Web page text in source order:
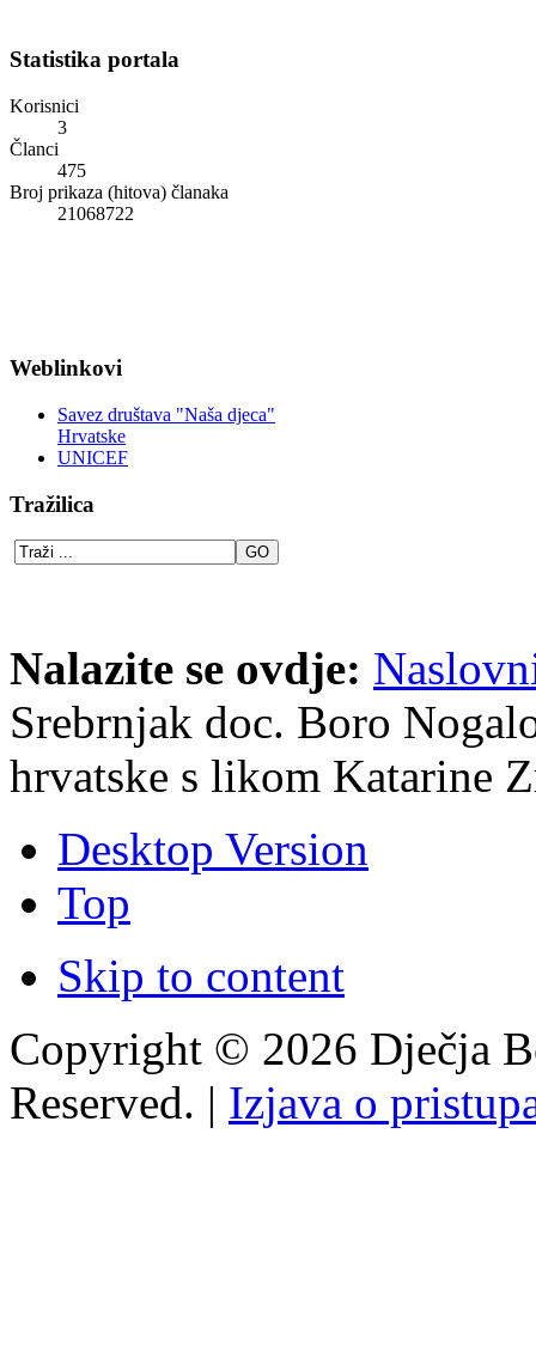
Statistika portala
Korisnici
3
Članci
475
Broj prikaza (hitova) članaka
21068722
Weblinkovi
Savez društava "Naša djeca"
Hrvatske
UNICEF
Tražilica
Nalazite se ovdje:
Srebrnjak doc. Boro
hrvatske s likom Katarine
Desktop Version
Top
Skip to content
Copyright © 2026 Dječja
Reserved. | Izjava o